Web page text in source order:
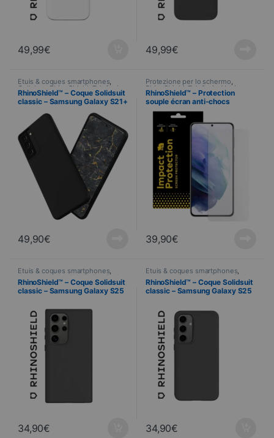
49,99€ 49,99€
Étuis & coques smartphones,
Cellulare, RhinoShield Telefonia
RhinoShield™ – Coque Solidsuit
classic – Samsung Galaxy S21+
49,90€
Protezione per lo schermo,
RhinoShield,Telefonia Vetri
temperati
RhinoShield™ – Protection
souple écran anti-chocs
Impact™ Flex™ – Samsung
Galaxy S21+
39,90€
Étuis & coques smartphones,
Cellulare, RhinoShield Telefonia
RhinoShield™ – Coque Solidsuit
classic – Samsung Galaxy S25
34,90€
Étuis & coques smartphones,
Cellulare, RhinoShield Telefonia
RhinoShield™ – Coque Solidsuit
classic – Samsung Galaxy S25
34,90€